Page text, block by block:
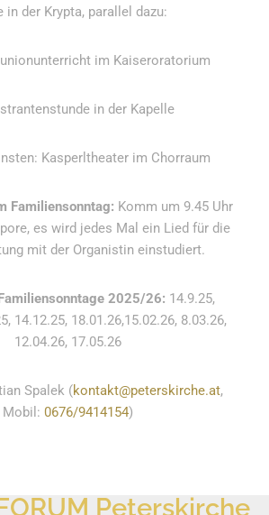
Dr. Riera
Dr. Burkhart
Nicht besetzt
Dr. Riera
Dr. Burkhart
Dr. Burkhart
Freitag
in der Krypta, parallel dazu:
im Kaiseroratorium
in der Kapelle
Kasperltheater im Chorraum
Familiensonntag: Komm um 9.45 Uhr
es wird jedes Mal ein Lied für die
mit der Organistin einstudiert.
2025/26: 14.9.25,
14.12.25, 18.01.26,15.02.26, 8.03.26,
12.04.26, 17.05.26
Spalek (kontakt@peterskirche.at,
Mobil: 0676/9414154)
Peterskirche